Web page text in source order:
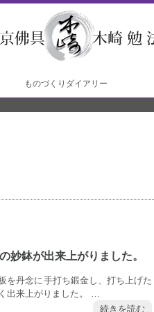
ものづくりダイアリー
妙鉢が出来上がりました。
を丹念に手打ち鍛金し、打ち上げた
出来上がりました。 …
続きを読む